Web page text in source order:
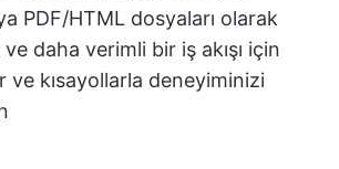
PDF/HTML dosyaları olarak
ve daha verimli bir iş akışı için
ve kısayollarla deneyiminizi